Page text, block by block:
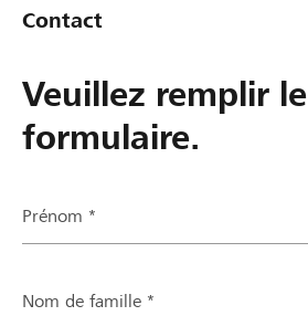
Contact
Veuillez remplir le
formulaire.
Prénom *
Nom de famille *